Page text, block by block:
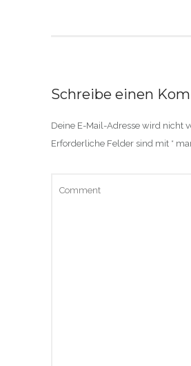
Schreibe einen
Deine E-Mail-Adresse wird nicht
Erforderliche Felder sind mit *